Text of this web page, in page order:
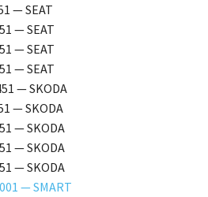
— SEAT
— SEAT
— SEAT
— SEAT
— SKODA
— SKODA
— SKODA
— SKODA
— SKODA
— SMART